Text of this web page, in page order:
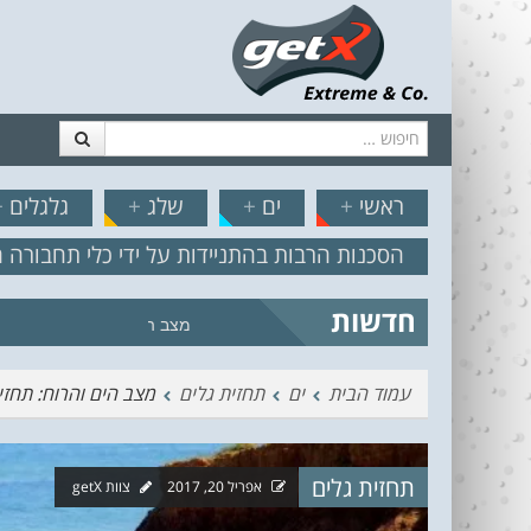
חיפוש
// תפריט
דלג לתוכן
ראשי + ים + שלג + גלגלים
הסכנות הרבות בהתניידות על ידי כלי
חדשות מצב הים והרוח – תחזית גלים
עמוד הבית ים תחזית גלים מצב הים והרוח: תחזית
תחזית גלים אפריל 20, 2017 צוות getX